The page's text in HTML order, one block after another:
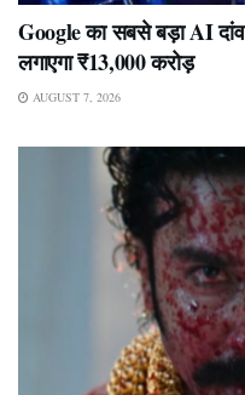
Google का सबसे बड़ा AI दांव!
लगाएगा ₹13,000 करोड़
AUGUST 7, 2026